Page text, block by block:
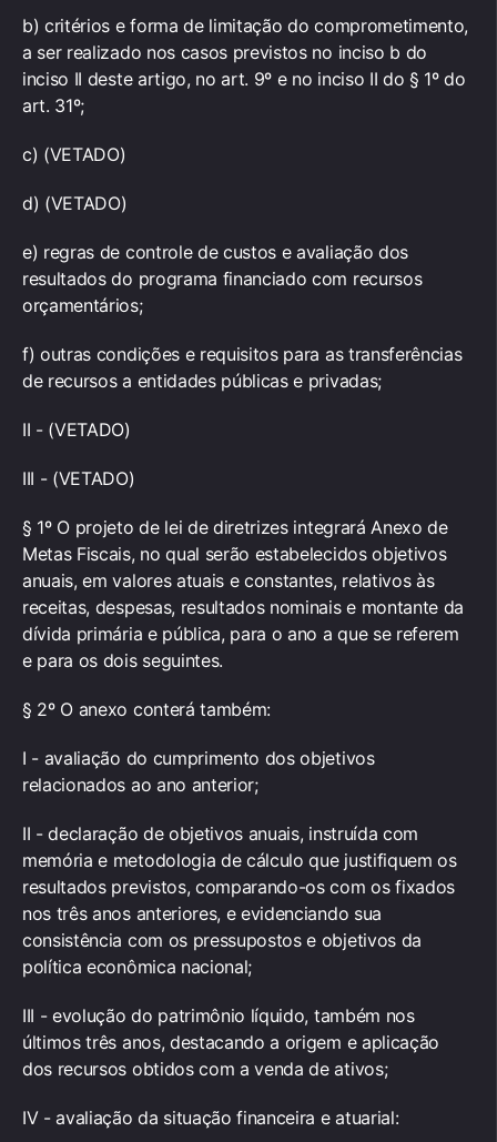
b) critérios e forma de limitação do comprometimento,
a ser realizado nos casos previstos no inciso b do
inciso II deste artigo, no art. 9º e no inciso II do § 1º do
art. 31º;
c) (VETADO)
d) (VETADO)
e) regras de controle de custos e avaliação dos
resultados do programa financiado com recursos
orçamentários;
f) outras condições e requisitos para as transferências
de recursos a entidades públicas e privadas;
II - (VETADO)
III - (VETADO)
§ 1º O projeto de lei de diretrizes integrará Anexo de
Metas Fiscais, no qual serão estabelecidos objetivos
anuais, em valores atuais e constantes, relativos às
receitas, despesas, resultados nominais e montante da
dívida primária e pública, para o ano a que se referem
e para os dois seguintes.
§ 2º O anexo conterá também:
I - avaliação do cumprimento dos objetivos
relacionados ao ano anterior;
II - declaração de objetivos anuais, instruída com
memória e metodologia de cálculo que justifiquem os
resultados previstos, comparando-os com os fixados
nos três anos anteriores, e evidenciando sua
consistência com os pressupostos e objetivos da
política econômica nacional;
III - evolução do patrimônio líquido, também nos
últimos três anos, destacando a origem e aplicação
dos recursos obtidos com a venda de ativos;
IV - avaliação da situação financeira e atuarial: